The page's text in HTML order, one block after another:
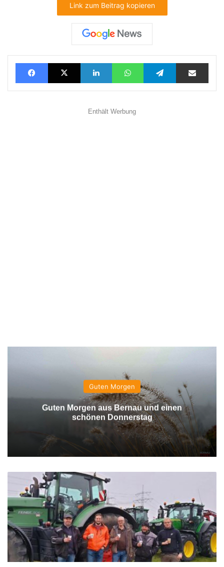
Link zum Beitrag kopieren
FacebookX LinkedInWhatsAppTelegramTeilen via E-Mail
Enthält Werbung
Guten Morgen
Guten Morgen aus Bernau und einen
schönen Donnerstag